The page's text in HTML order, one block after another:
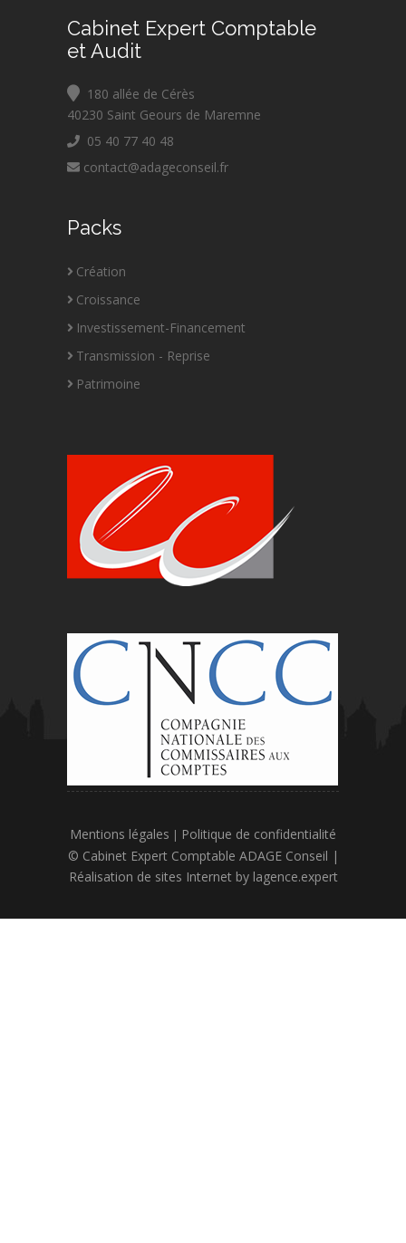
Cabinet Expert Comptable
et Audit
180 allée de Cérès
40230 Saint Geours de Maremne
05 40 77 40 48
contact@adageconseil.fr
Packs
Création
Croissance
Investissement-Financement
Transmission - Reprise
Patrimoine
Mentions légales | Politique de confidentialité
© Cabinet Expert Comptable ADAGE Conseil |
Réalisation de sites Internet by lagence.expert